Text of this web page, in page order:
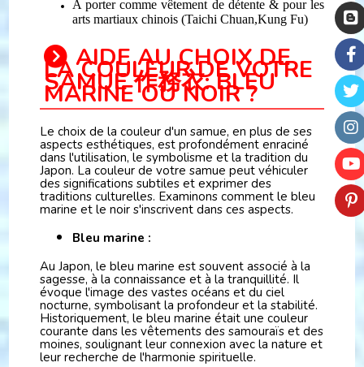
A porter comme vêtement de détente & pour les
arts martiaux chinois (Taichi Chuan,Kung Fu)
AIDE AU CHOIX DE
LA COULEUR DE VOTRE
SAMUE 作務衣: BLEU
MARINE OU NOIR ?
Le choix de la couleur d'un samue, en plus de ses
aspects esthétiques, est profondément enraciné
dans l'utilisation, le symbolisme et la tradition du
Japon. La couleur de votre samue peut véhiculer
des significations subtiles et exprimer des
traditions culturelles. Examinons comment le bleu
marine et le noir s'inscrivent dans ces aspects.
Bleu marine :
Au Japon, le bleu marine est souvent associé à la
sagesse, à la connaissance et à la tranquillité. Il
évoque l'image des vastes océans et du ciel
nocturne, symbolisant la profondeur et la stabilité.
Historiquement, le bleu marine était une couleur
courante dans les vêtements des samouraïs et des
moines, soulignant leur connexion avec la nature et
leur recherche de l'harmonie spirituelle.